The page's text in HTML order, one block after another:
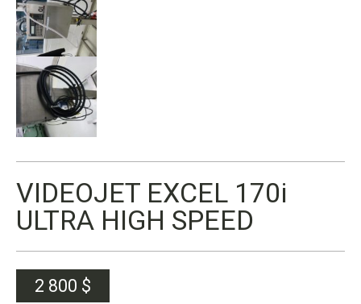
VIDEOJET EXCEL 170i
ULTRA HIGH SPEED
2 800 $